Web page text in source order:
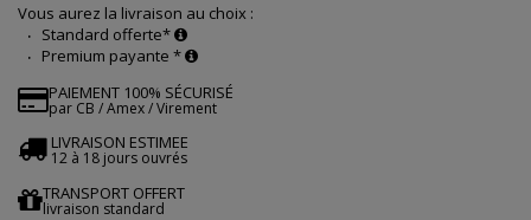
Vous aurez la livraison au choix :
Standard offerte*
Premium payante *
PAIEMENT 100% SÉCURISÉ
par CB / Amex / Virement
LIVRAISON ESTIMEE
12 à 18 jours ouvrés
TRANSPORT OFFERT
livraison standard